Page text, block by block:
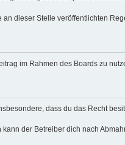
dieser Stelle veröffentlichten
im Rahmen des Boards zu
dass du das Recht
der Betreiber dich nach